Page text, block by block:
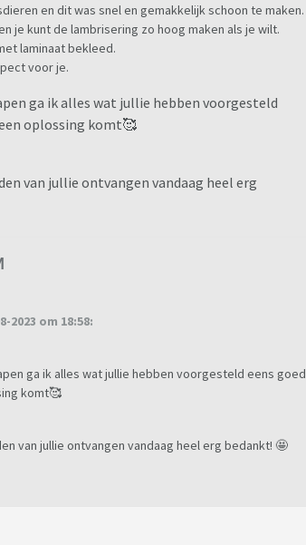
en dit was snel en gemakkelijk schoon te maken.
je kunt de lambrisering zo hoog maken als je wilt.
laminaat bekleed.
voor je.
ga ik alles wat jullie hebben voorgesteld
oplossing komt🥰
van jullie ontvangen vandaag heel erg
2023 om 18:58:
ga ik alles wat jullie hebben voorgesteld eens goed
komt🥰
van jullie ontvangen vandaag heel erg bedankt! 🤩